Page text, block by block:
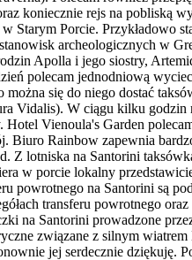
koniecznie rejs na pobliską
Starym Porcie. Przykładowo
archeologicznych w
Apolla i jego siostry,
polecam jednodniową
można się do niego dostać
Vidalis). W ciągu kilku godzin
Hotel Vienoula's Garden
Biuro Rainbow zapewnia
Z lotniska na Santorini
w porcie lokalny
powrotnego na Santorini są
transferu powrotnego
na Santorini prowadzone
związane z silnym
jej serdecznie dziękuję.